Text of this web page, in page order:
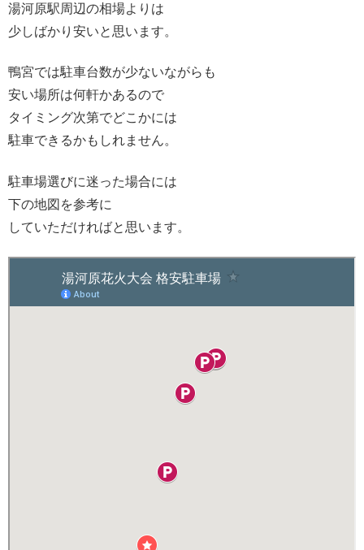
湯河原駅周辺の相場よりは
少しばかり安いと思います。
鴨宮では駐車台数が少ないながらも
安い場所は何軒かあるので
タイミング次第でどこかには
駐車できるかもしれません。
駐車場選びに迷った場合には
下の地図を参考に
していただければと思います。